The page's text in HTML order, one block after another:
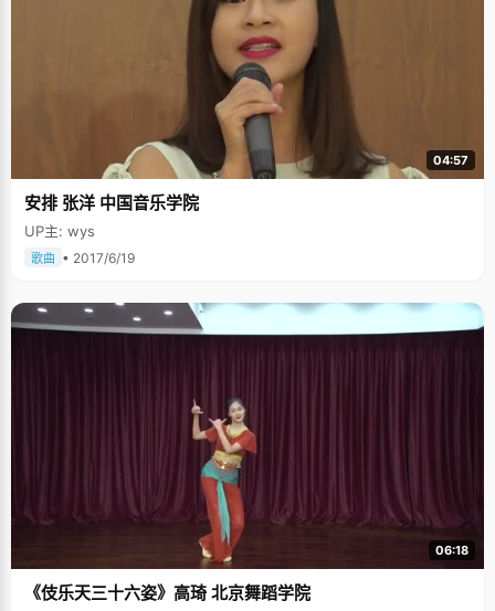
04:57
安排 张洋 中国音乐学院
UP主: wys
歌曲 • 2017/6/19
06:18
《伎乐天三十六姿》高琦 北京舞蹈学院